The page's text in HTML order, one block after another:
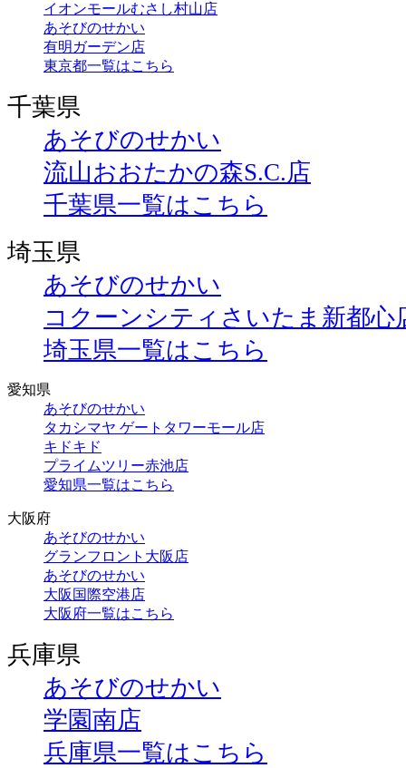
イオンモールむさし村山店
あそびのせかい
有明ガーデン店
東京都一覧はこちら
千葉県
あそびのせかい
流山おおたかの森S.C.店
千葉県一覧はこちら
埼玉県
あそびのせかい
コクーンシティさいたま新都心
埼玉県一覧はこちら
愛知県
あそびのせかい
タカシマヤ ゲートタワーモール店
キドキド
プライムツリー赤池店
愛知県一覧はこちら
大阪府
あそびのせかい
グランフロント大阪店
あそびのせかい
大阪国際空港店
大阪府一覧はこちら
兵庫県
あそびのせかい
学園南店
兵庫県一覧はこちら